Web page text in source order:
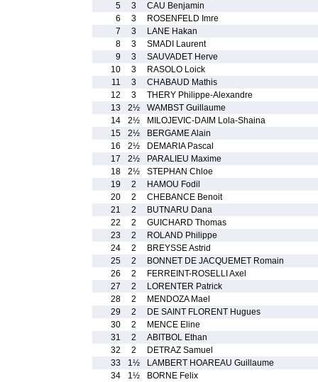
5
3
CAU Benjamin
6
3
ROSENFELD Imre
7
3
LANE Hakan
8
3
SMADI Laurent
9
3
SAUVADET Herve
10
3
RASOLO Loick
11
3
CHABAUD Mathis
12
3
THERY Philippe-Alexandre
13
2½
WAMBST Guillaume
14
2½
MILOJEVIC-DAIM Lola-Shaina
15
2½
BERGAME Alain
16
2½
DEMARIA Pascal
17
2½
PARALIEU Maxime
18
2½
STEPHAN Chloe
19
2
HAMOU Fodil
20
2
CHEBANCE Benoit
21
2
BUTNARU Dana
22
2
GUICHARD Thomas
23
2
ROLAND Philippe
24
2
BREYSSE Astrid
25
2
BONNET DE JACQUEMET Romain
26
2
FERREINT-ROSELLI Axel
27
2
LORENTER Patrick
28
2
MENDOZA Mael
29
2
DE SAINT FLORENT Hugues
30
2
MENCE Eline
31
2
ABITBOL Ethan
32
2
DETRAZ Samuel
33
1½
LAMBERT HOAREAU Guillaume
34
1½
BORNE Felix